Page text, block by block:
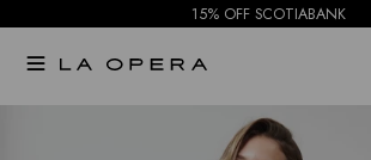
15% OFF SCOTIABANK

NOTIFICARME